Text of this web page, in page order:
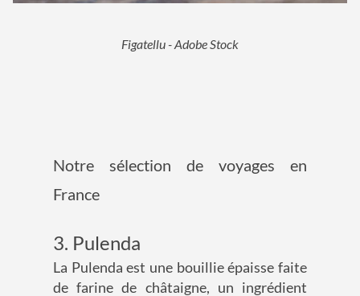
Figatellu - Adobe Stock
Notre sélection de voyages en
France
3. Pulenda
La Pulenda est une bouillie épaisse faite
de farine de châtaigne, un ingrédient